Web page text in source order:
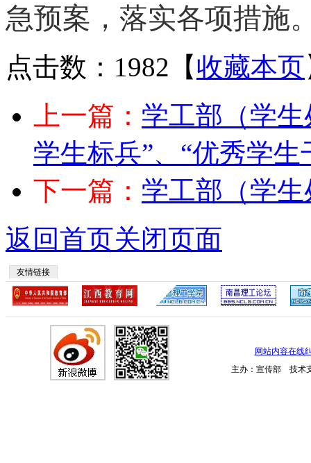
急预案，落实各项措施
点击数：1982 【收藏本页
上一篇： 学工部（学生
学生标兵”、“优秀学
下一篇： 学工部（学
返回首页关闭页面
友情链接
网站内容在线
主办：宣传部 技术